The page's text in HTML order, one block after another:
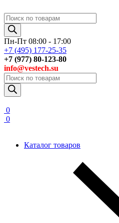
Поиск
товаров
Пн-Пт 08:00 - 17:00
+7 (495) 177-25-35
+7 (977) 80-123-80
info@vestech.su
Поиск
товаров
0
0
Каталог товаров